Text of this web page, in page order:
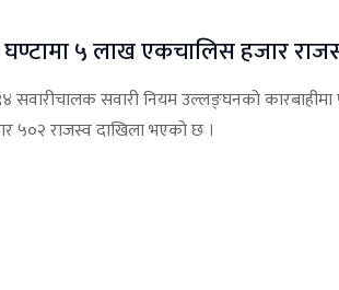
घण्टामा ५ लाख एकचालिस हजार
सवारीचालक सवारी नियम उल्लङ्घनको
५०२ राजस्व दाखिला भएको छ ।